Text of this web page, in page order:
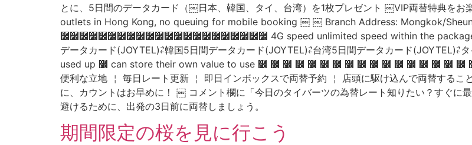
とに、5日間のデータカード（￼日本、韓国、タイ、台湾）を1枚プレゼント ￼VIP両替特典を
outlets in Hong Kong, no queuing for mobile booking ￼ ￼ Branch Address: Mongkok/
࿼࿼࿼࿼࿼࿼࿼࿼࿼࿼࿼࿼࿼࿼࿼࿼࿼࿼࿼࿼࿼࿼ 4G speed unlimited speed within the package旅の必
データカード(JOYTEL)⇄韓国5日間データカード(JOYTEL)⇄台湾5日間データカード(JOYTEL)⇄
used up ࿼ can store their own value to use ࿼ ࿼ ࿼ ࿼ ࿼ ࿼ ࿼ ࿼ ࿼ ࿼ ࿼ ࿼ ࿼ ࿼ ࿼ ࿼ ࿼ ࿼ ࿼
便利な立地 ￤ 毎日レート更新 ￤ 即日インボックスで両替予約 ￤ 店頭に駆け込んで両替する
に、カウントはお早めに！ ￼ コメント欄に「今日のタイバーツの為替レート知りたい？すぐ
避けるために、出発の3日前に両替しましょう。
期間限定の桜を見に行こう